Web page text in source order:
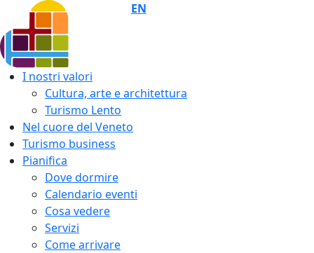
EN
I nostri valori
Cultura, arte e architettura
Turismo Lento
Nel cuore del Veneto
Turismo business
Pianifica
Dove dormire
Calendario eventi
Cosa vedere
Servizi
Come arrivare